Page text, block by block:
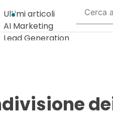
Ultimi articoli
AI Marketing
Lead Generation